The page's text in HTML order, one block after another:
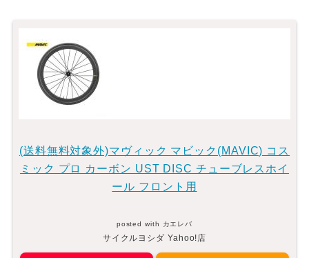
(送料無料対象外)マヴィック マビック(MAVIC) コス
ミック プロ カーボン UST DISC チューブレスホイ
ール フロント用
posted with カエレバ
サイクルヨシダ Yahoo!店